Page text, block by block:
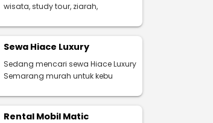
wisata, study tour, ziarah,
Sewa Hiace Luxury
Sedang mencari sewa Hiace Luxury
Semarang murah untuk kebu
Rental Mobil Matic